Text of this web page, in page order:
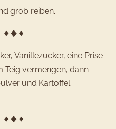
grob reiben.
Vanillezucker, eine Prise
Teig vermengen, dann
und Kartoffel